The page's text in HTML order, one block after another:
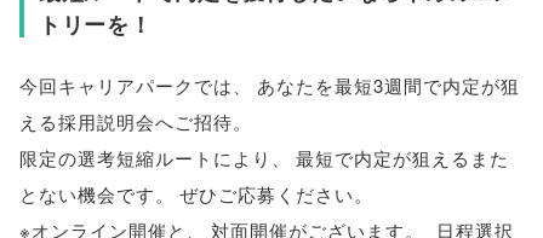
トリーを！
今回キャリアパークでは
あなたを最短3週間で内定が狙
える採用説明会へご招待。
限定の選考短縮ルートにより
最短で内定が狙えるまた
とない機会です。 ぜひご応募ください。
※オンライン開催と
対面開催がございます。 日程選択